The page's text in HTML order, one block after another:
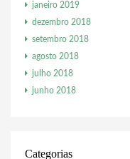
janeiro 2019
dezembro 2018
setembro 2018
agosto 2018
julho 2018
junho 2018
Categorias